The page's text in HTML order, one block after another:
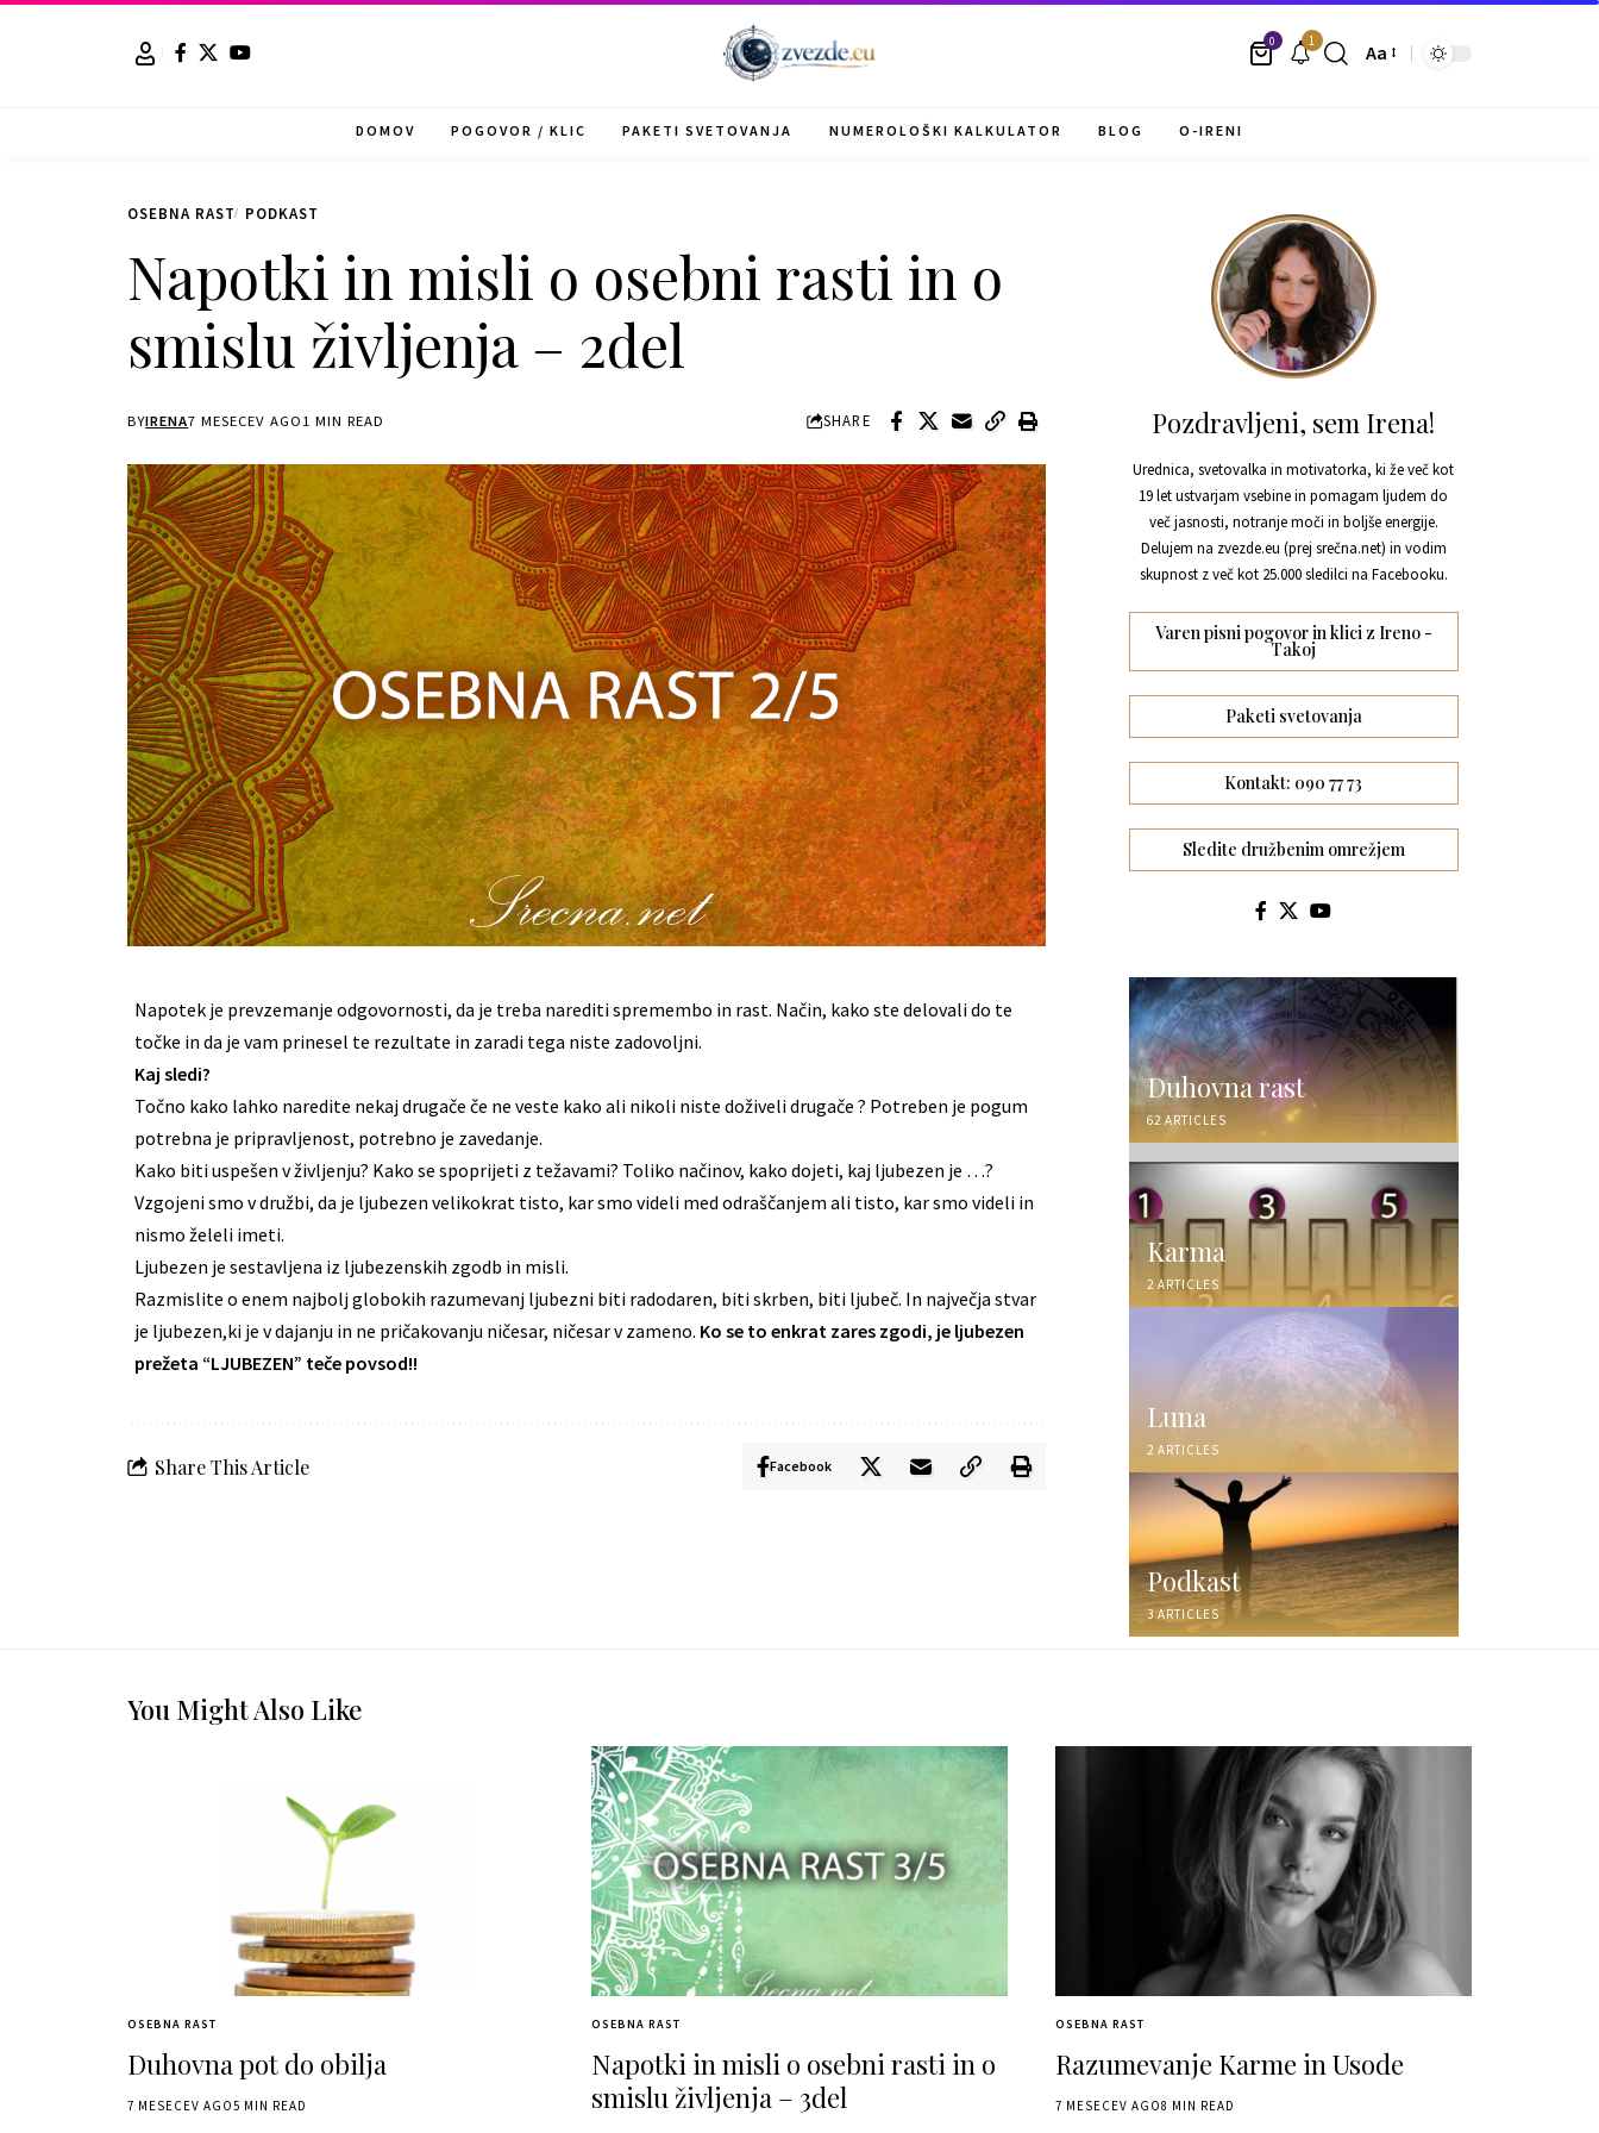
0 1
Aa
DOMOV POGOVOR / KLIC PAKETI SVETOVANJA NUMEROLOŠKI KALKULATOR BLOG O-IRENI
OSEBNA RAST PODKAST
Napotki in misli o osebni rasti in o
smislu življenja – 2del
BYIRENA7 MESECEV AGO 1 MIN READ SHARE
Napotek je prevzemanje odgovornosti, da je treba narediti spremembo in rast. Način, kako ste delovali do te
točke in da je vam prinesel te rezultate in zaradi tega niste zadovoljni.
Kaj sledi?
Točno kako lahko naredite nekaj drugače če ne veste kako ali nikoli niste doživeli drugače ? Potreben je pogum
potrebna je pripravljenost, potrebno je zavedanje.
Kako biti uspešen v življenju? Kako se spoprijeti z težavami? Toliko načinov, kako dojeti, kaj ljubezen je …?
Vzgojeni smo v družbi, da je ljubezen velikokrat tisto, kar smo videli med odraščanjem ali tisto, kar smo videli in
nismo želeli imeti.
Ljubezen je sestavljena iz ljubezenskih zgodb in misli.
Razmislite o enem najbolj globokih razumevanj ljubezni biti radodaren, biti skrben, biti ljubeč. In največja stvar
je ljubezen,ki je v dajanju in ne pričakovanju ničesar, ničesar v zameno. Ko se to enkrat zares zgodi, je ljubezen
prežeta “LJUBEZEN” teče povsod!! ️
Share This Article Facebook
Pozdravljeni, sem Irena!
Urednica, svetovalka in motivatorka, ki že več kot
19 let ustvarjam vsebine in pomagam ljudem do
več jasnosti, notranje moči in boljše energije.
Delujem na zvezde.eu (prej srečna.net) in vodim
skupnost z več kot 25.000 sledilci na Facebooku.
Varen pisni pogovor in klici z Ireno -
Takoj
Paketi svetovanja
Kontakt: 090 77 73
Sledite družbenim omrežjem
Duhovna rast
62 ARTICLES
Karma
2 ARTICLES
Luna
2 ARTICLES
Podkast
3 ARTICLES
You Might Also Like
OSEBNA RAST
Duhovna pot do obilja
7 MESECEV AGO5 MIN READ
OSEBNA RAST
Napotki in misli o osebni rasti in o
smislu življenja – 3del
OSEBNA RAST
Razumevanje Karme in Usode
7 MESECEV AGO8 MIN READ